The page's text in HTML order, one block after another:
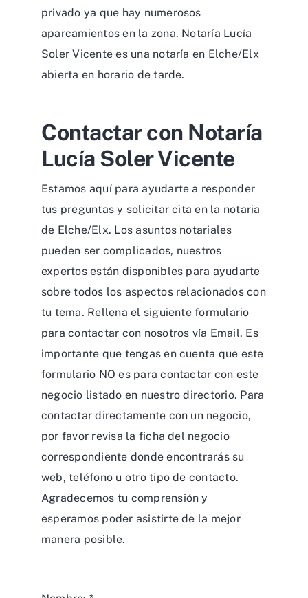
privado ya que hay numerosos
aparcamientos en la zona. Notaría Lucía
Soler Vicente es una notaría en Elche/Elx
abierta en horario de tarde.
Contactar con Notaría
Lucía Soler Vicente
Estamos aquí para ayudarte a responder
tus preguntas y solicitar cita en la notaria
de Elche/Elx. Los asuntos notariales
pueden ser complicados, nuestros
expertos están disponibles para ayudarte
sobre todos los aspectos relacionados con
tu tema. Rellena el siguiente formulario
para contactar con nosotros vía Email. Es
importante que tengas en cuenta que este
formulario NO es para contactar con este
negocio listado en nuestro directorio. Para
contactar directamente con un negocio,
por favor revisa la ficha del negocio
correspondiente donde encontrarás su
web, teléfono u otro tipo de contacto.
Agradecemos tu comprensión y
esperamos poder asistirte de la mejor
manera posible.